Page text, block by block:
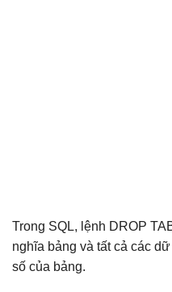
Trong SQL, lệnh DROP
nghĩa bảng và tất cả các
số của bảng.